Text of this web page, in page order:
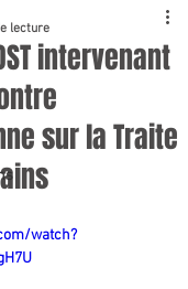
intervenant
sur la Traite
lecture
watch?